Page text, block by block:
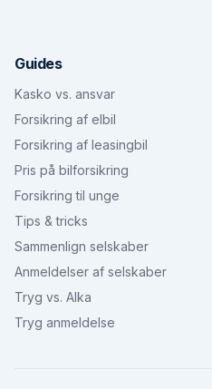
Guides
Kasko vs. ansvar
Forsikring af elbil
Forsikring af leasingbil
Pris på bilforsikring
Forsikring til unge
Tips & tricks
Sammenlign selskaber
Anmeldelser af selskaber
Tryg vs. Alka
Tryg anmeldelse